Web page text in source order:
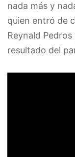
nada más y
quien entró de
Reynald
resultado del